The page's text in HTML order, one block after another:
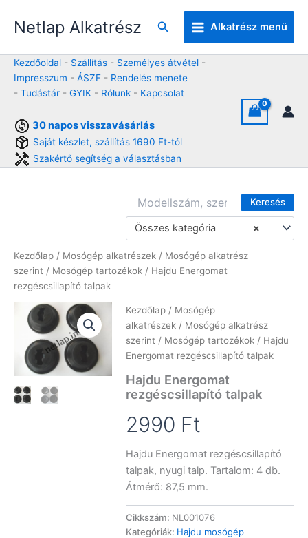
Netlap Alkatrész Keresés Alkatrész menü
Kezdőoldal - Szállítás - Személyes átvétel -
Impresszum - ÁSZF - Rendelés menete
- Tudástár - GYIK - Rólunk - Kapcsolat
30 napos visszavásárlás
Saját készlet, szállítás 1690 Ft-tól
Szakértő segítség a választásban
Keresés
×
Összes kategória
Kezdőlap / Mosógép alkatrészek / Mosógép alkatrész
szerint / Mosógép tartozékok / Hajdu Energomat
rezgéscsillapító talpak
Kezdőlap / Mosógép
alkatrészek / Mosógép alkatrész
szerint / Mosógép tartozékok / Hajdu
Energomat rezgéscsillapító talpak
Hajdu Energomat
rezgéscsillapító talpak
2990 Ft
Hajdu Energomat rezgéscsillapító
talpak, nyugi talp. Tartalom: 4 db.
Átmérő: 87,5 mm.
Cikkszám: NL001076
Kategóriák: Hajdu mosógép